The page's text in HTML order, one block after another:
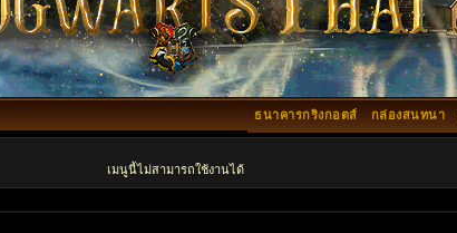
กล่องสนทนา
ธนาคารกริงกอตส์
เมนูนี้ไม่สามารถใช้งานได้